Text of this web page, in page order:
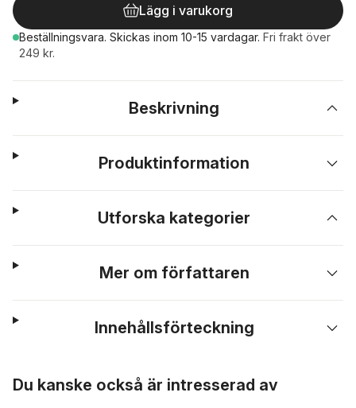
Lägg i varukorg
Beställningsvara. Skickas inom 10-15 vardagar. Fri frakt över
249 kr.
Beskrivning
Produktinformation
Utforska kategorier
Mer om författaren
Innehållsförteckning
Du kanske också är intresserad av